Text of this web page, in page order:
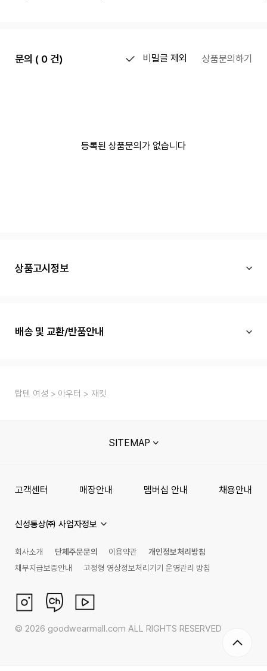
문의 ( 0 건) 비밀글 제외 상품문의하기
등록된 상품문의가 없습니다
상품고시정보
배송 및 교환/반품안내
탑텐 여성 아우터 재킷
SITEMAP
고객센터 매장안내 멤버십 안내 채용안내
신성통상㈜ 사업자정보
회사소개 단체주문문의 이용약관
개인정보처리방침
채무지급보증안내
고정형 영상정보처리기기 운영관리 방침
© 2026 goodwearmall.com ALL RIGHTS RESERVED